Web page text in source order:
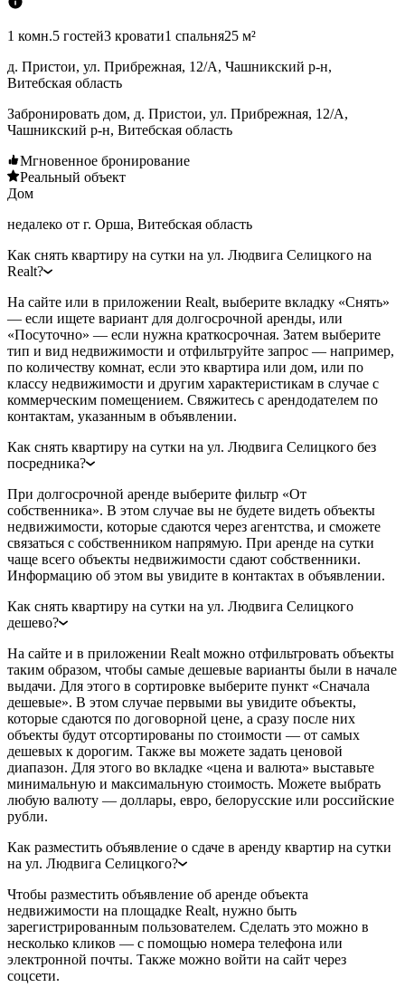
1 комн.5 гостей3 кровати1 спальня25 м²
д. Пристои, ул. Прибрежная, 12/А, Чашникский р-н,
Витебская область
Забронировать дом, д. Пристои, ул. Прибрежная, 12/А,
Чашникский р-н, Витебская область
Мгновенное бронирование
Реальный объект
Дом
недалеко от г. Орша, Витебская область
Как снять квартиру на сутки на ул. Людвига Селицкого на
Realt?
На сайте или в приложении Realt, выберите вкладку «Снять»
— если ищете вариант для долгосрочной аренды, или
«Посуточно» — если нужна краткосрочная. Затем выберите
тип и вид недвижимости и отфильтруйте запрос — например,
по количеству комнат, если это квартира или дом, или по
классу недвижимости и другим характеристикам в случае с
коммерческим помещением. Свяжитесь с арендодателем по
контактам, указанным в объявлении.
Как снять квартиру на сутки на ул. Людвига Селицкого без
посредника?
При долгосрочной аренде выберите фильтр «От
собственника». В этом случае вы не будете видеть объекты
недвижимости, которые сдаются через агентства, и сможете
связаться с собственником напрямую. При аренде на сутки
чаще всего объекты недвижимости сдают собственники.
Информацию об этом вы увидите в контактах в объявлении.
Как снять квартиру на сутки на ул. Людвига Селицкого
дешево?
На сайте и в приложении Realt можно отфильтровать объекты
таким образом, чтобы самые дешевые варианты были в начале
выдачи. Для этого в сортировке выберите пункт «Сначала
дешевые». В этом случае первыми вы увидите объекты,
которые сдаются по договорной цене, а сразу после них
объекты будут отсортированы по стоимости — от самых
дешевых к дорогим. Также вы можете задать ценовой
диапазон. Для этого во вкладке «цена и валюта» выставьте
минимальную и максимальную стоимость. Можете выбрать
любую валюту — доллары, евро, белорусские или российские
рубли.
Как разместить объявление о сдаче в аренду квартир на сутки
на ул. Людвига Селицкого?
Чтобы разместить объявление об аренде объекта
недвижимости на площадке Realt, нужно быть
зарегистрированным пользователем. Сделать это можно в
несколько кликов — с помощью номера телефона или
электронной почты. Также можно войти на сайт через
соцсети.